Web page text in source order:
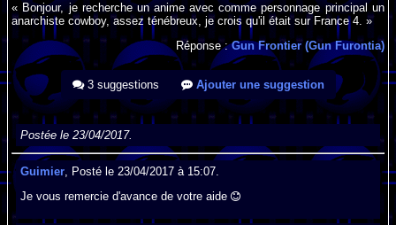
« Bonjour, je recherche un anime avec comme personnage principal un
anarchiste cowboy, assez ténébreux, je crois qu'il était sur France 4. »
Réponse :Gun Frontier (Gun Furontia)
3 suggestions Ajouter une suggestion
Postée le 23/04/2017.
Guimier , Posté le 23/04/2017 à 15:07.
Je vous remercie d'avance de votre aide